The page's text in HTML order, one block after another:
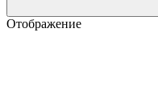
Отображение